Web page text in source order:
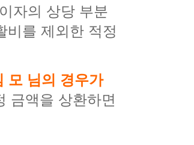
자의 상당 부분
비를 제외한 적정
모 님의 경우가
금액을 상환하면